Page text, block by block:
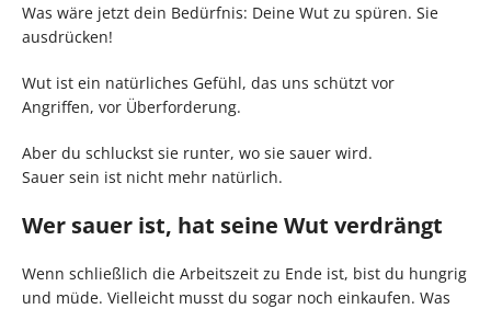
Was wäre jetzt dein Bedürfnis: Deine Wut zu spüren. Sie
ausdrücken!
Wut ist ein natürliches Gefühl, das uns schützt vor
Angriffen, vor Überforderung.
Aber du schluckst sie runter, wo sie sauer wird.
Sauer sein ist nicht mehr natürlich.
Wer sauer ist, hat seine Wut verdrängt
Wenn schließlich die Arbeitszeit zu Ende ist, bist du hungrig
und müde. Vielleicht musst du sogar noch einkaufen. Was